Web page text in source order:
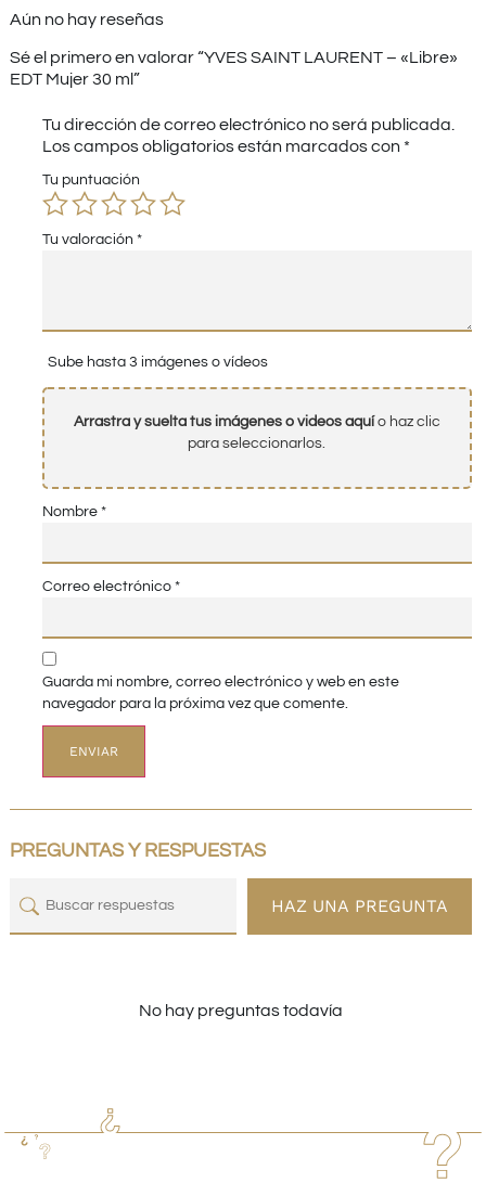
Aún no hay reseñas
Sé el primero en valorar “YVES SAINT LAURENT – «Libre»
EDT Mujer 30 ml”
Tu dirección de correo electrónico no será publicada.
Los campos obligatorios están marcados con *
Tu puntuación
Tu valoración *
Sube hasta 3 imágenes o vídeos
Arrastra y suelta tus imágenes o videos aquío haz clic
para seleccionarlos.
Nombre *
Correo electrónico *
Guarda mi nombre, correo electrónico y web en este
navegador para la próxima vez que comente.
PREGUNTAS Y RESPUESTAS
HAZ UNA PREGUNTA
No hay preguntas todavía